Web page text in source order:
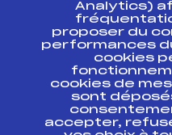
Ressources
Pass’Neige
Projet sportif
Projet de
Antidopage
Pôle
Scientifique
Analytics)
proposer du
performances
cookies
cookies de
sont
accepter,